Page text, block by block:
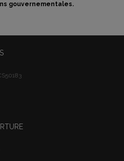
gouvernementales.